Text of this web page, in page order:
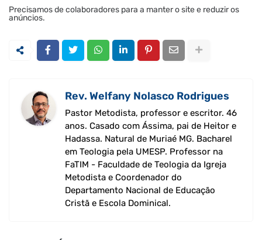
Precisamos de colaboradores para a manter o site e reduzir os
anúncios.
Rev. Welfany Nolasco Rodrigues
Pastor Metodista, professor e escritor. 46
anos. Casado com Ássima, pai de Heitor e
Hadassa. Natural de Muriaé MG. Bacharel
em Teologia pela UMESP. Professor na
FaTIM - Faculdade de Teologia da Igreja
Metodista e Coordenador do
Departamento Nacional de Educação
Cristã e Escola Dominical.